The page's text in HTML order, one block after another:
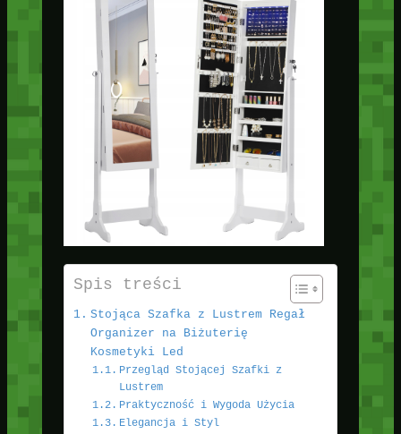
Spis treści
Stojąca Szafka z Lustrem Regał
Organizer na Biżuterię
Kosmetyki Led
Przegląd Stojącej Szafki z
Lustrem
Praktyczność i Wygoda Użycia
Elegancja i Styl